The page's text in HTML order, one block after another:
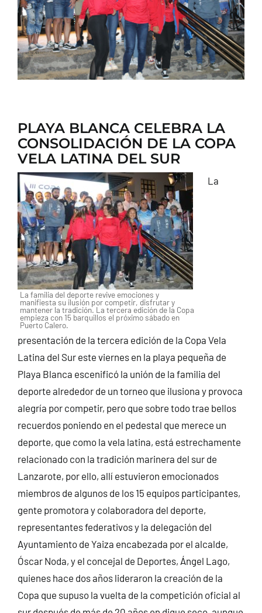
PLAYA BLANCA CELEBRA LA
CONSOLIDACIÓN DE LA COPA
VELA LATINA DEL SUR
La familia del deporte revive emociones y
manifiesta su ilusión por competir, disfrutar y
mantener la tradición. La tercera edición de la Copa
empieza con 15 barquillos el próximo sábado en
Puerto Calero.
La
presentación de la tercera edición de la Copa Vela
Latina del Sur este viernes en la playa pequeña de
Playa Blanca escenificó la unión de la familia del
deporte alrededor de un torneo que ilusiona y provoca
alegría por competir, pero que sobre todo trae bellos
recuerdos poniendo en el pedestal que merece un
deporte, que como la vela latina, está estrechamente
relacionado con la tradición marinera del sur de
Lanzarote, por ello, allí estuvieron emocionados
miembros de algunos de los 15 equipos participantes,
gente promotora y colaboradora del deporte,
representantes federativos y la delegación del
Ayuntamiento de Yaiza encabezada por el alcalde,
Óscar Noda, y el concejal de Deportes, Ángel Lago,
quienes hace dos años lideraron la creación de la
Copa que supuso la vuelta de la competición oficial al